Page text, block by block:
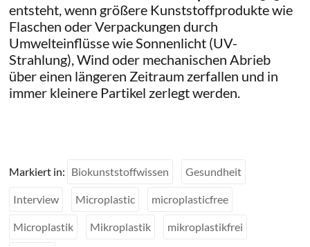
entsteht, wenn größere Kunststoffprodukte wie
Flaschen oder Verpackungen durch
Umwelteinflüsse wie Sonnenlicht (UV-
Strahlung), Wind oder mechanischen Abrieb
über einen längeren Zeitraum zerfallen und in
immer kleinere Partikel zerlegt werden.
Markiert in: Biokunststoffwissen Gesundheit
Interview Microplastic microplasticfree
Microplastik Mikroplastik mikroplastikfrei